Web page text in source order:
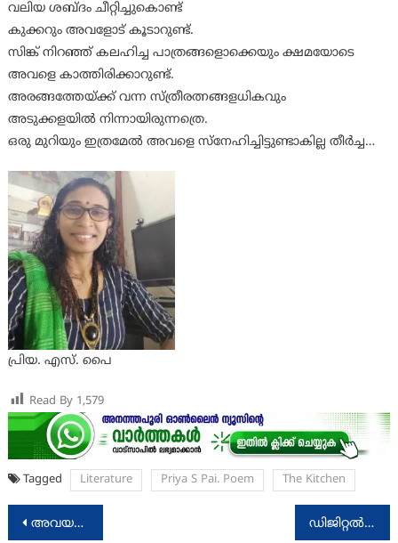
വലിയ ശബ്ദം ചീറ്റിച്ചുകൊണ്ട്
കുക്കറും അവളോട് കൂടാറുണ്ട്.
സിങ്ക് നിറഞ്ഞ് കലഹിച്ച പാത്രങ്ങളൊക്കെയും ക്ഷമയോടെ
അവളെ കാത്തിരിക്കാറുണ്ട്.
അരങ്ങത്തേയ്ക്ക് വന്ന സ്ത്രീരത്നങ്ങളധികവും
അടുക്കളയിൽ നിന്നായിരുന്നത്രെ.
ഒരു മുറിയും ഇത്രമേൽ അവളെ സ്നേഹിച്ചിട്ടുണ്ടാകില്ല തീർച്ച…
പ്രിയ. എസ്. പൈ
Read By 1,579
Tagged Literature Priya S Pai. Poem The Kitchen
Post
അവയവദാനത്തിന് മികച്ച പിന്തുണയാണ് ആവശ്യം; സ്പീക്കർ എ എൻ ഷംസീർ ഡിജിറ്റല്‍ ബാങ്കിങ്ങില്‍ പ്രതീക്ഷയേകി ഇസാഫും ഏസ്മണിയും കൈകോര്‍ത്തു